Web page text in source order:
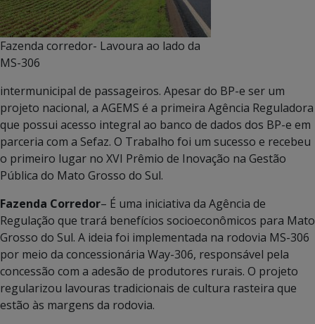
Fazenda corredor- Lavoura ao lado da
MS-306
intermunicipal de passageiros. Apesar do BP-e ser um
projeto nacional, a AGEMS é a primeira Agência Reguladora
que possui acesso integral ao banco de dados dos BP-e em
parceria com a Sefaz. O Trabalho foi um sucesso e recebeu
o primeiro lugar no XVI Prêmio de Inovação na Gestão
Pública do Mato Grosso do Sul.
Fazenda Corredor– É uma iniciativa da Agência de
Regulação que trará benefícios socioeconômicos para Mato
Grosso do Sul. A ideia foi implementada na rodovia MS-306
por meio da concessionária Way-306, responsável pela
concessão com a adesão de produtores rurais. O projeto
regularizou lavouras tradicionais de cultura rasteira que
estão às margens da rodovia.